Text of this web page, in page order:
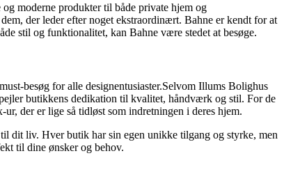
moderne produkter til både private hjem og
der leder efter noget ekstraordinært. Bahne er kendt for at
stil og funktionalitet, kan Bahne være stedet at besøge.
besøg for alle designentusiaster.Selvom Illums Bolighus
butikkens dedikation til kvalitet, håndværk og stil. For de
der er lige så tidløst som indretningen i deres hjem.
dit liv. Hver butik har sin egen unikke tilgang og styrke, men
til dine ønsker og behov.